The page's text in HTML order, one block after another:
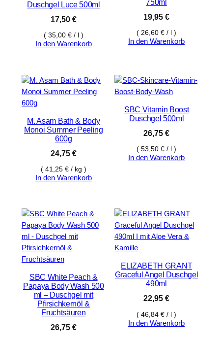
Duschgel Luce 500ml
17,50 €
( 35,00 €/ l)
In den Warenkorb
750ml
19,95€
(26,60€ / l )
In den Warenkorb
M. Asam Bath & Body
Monoi Summer Peeling
600g
24,75 €
( 41,25 €/ kg )
In den Warenkorb
SBC Vitamin Boost
Duschgel 500ml
26,75€
(53,50€ / l )
In den Warenkorb
SBC White Peach &
Papaya Body Wash 500
ml – Duschgel mit
Pfirsichkernöl &
Fruchtsäuren
26,75 €
ELIZABETH GRANT
Graceful Angel Duschgel
490ml
22,95€
(46,84€ / l )
In den Warenkorb